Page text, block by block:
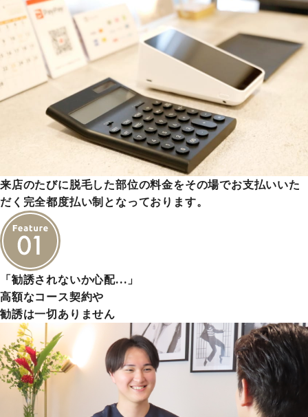
来店のたびに脱毛した部位の料金をその場でお支払いいた
だく完全都度払い制となっております。
「勧誘されないか心配…」
高額なコース契約や
勧誘は一切ありません